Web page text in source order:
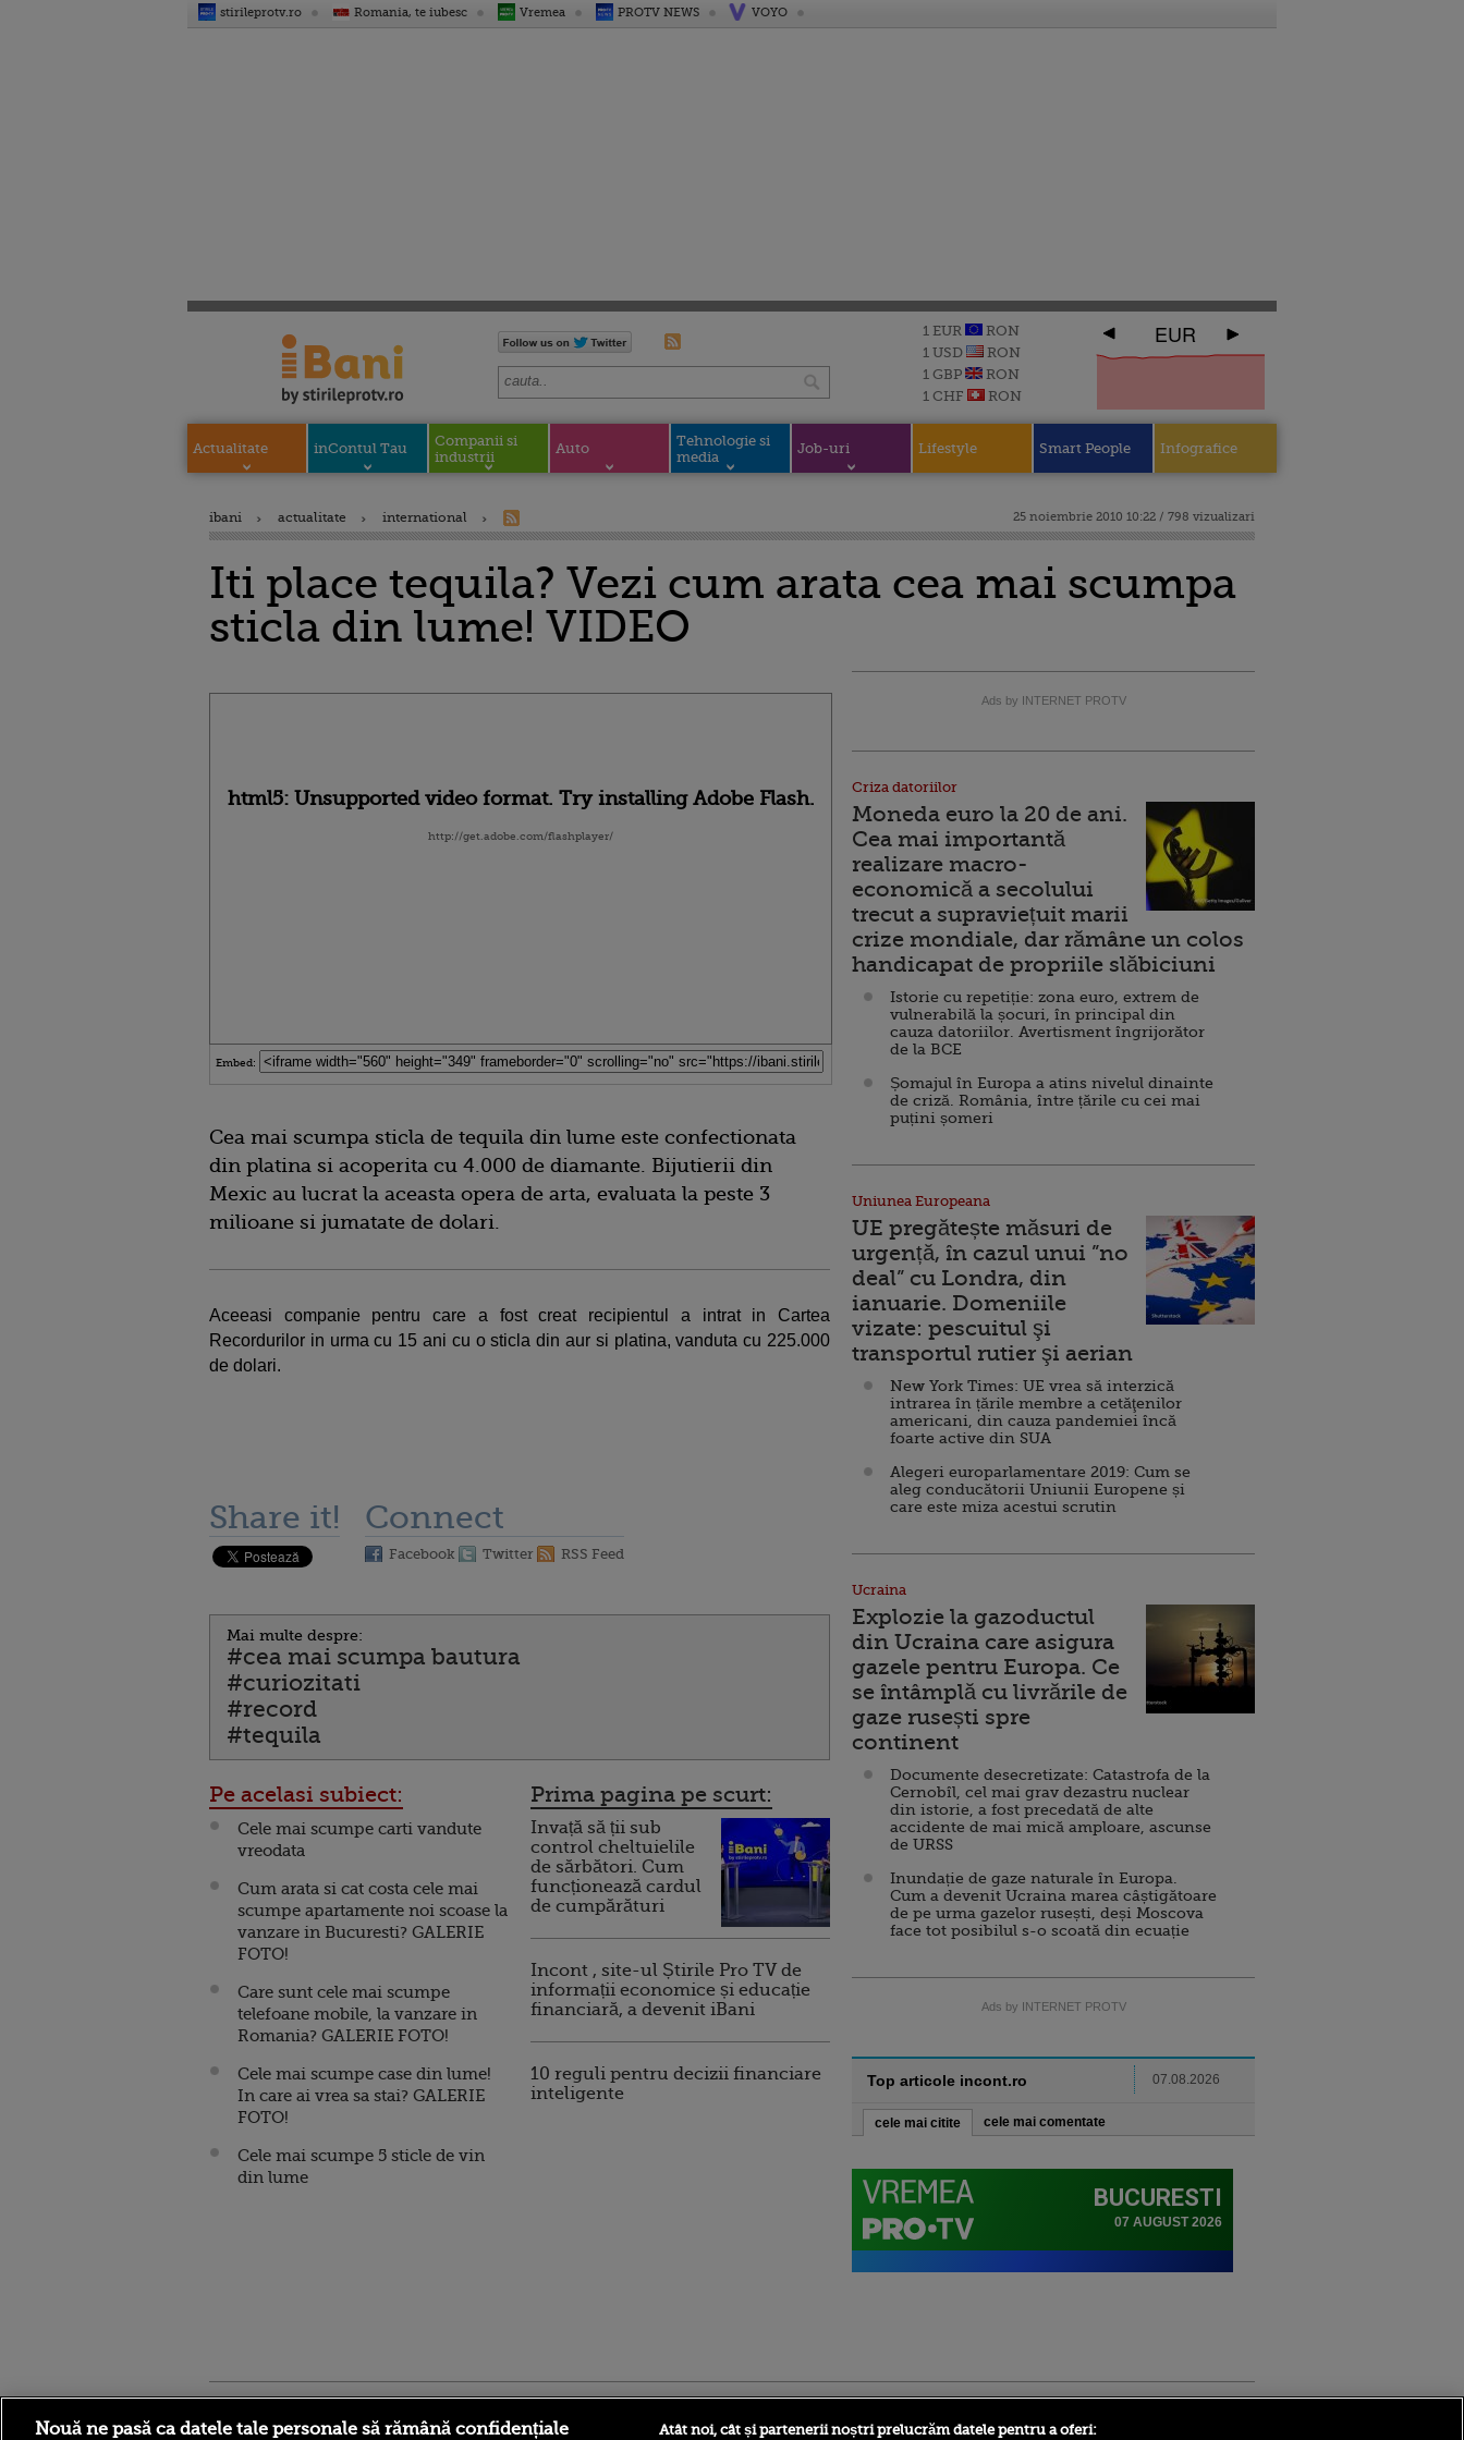
stirileprotv.ro Romania, te iubesc Vremea PROTV NEWS VOYO
1 EUR
RON
1 USD
RON
1 GBP
RON
1 CHF
RON
EUR
Actualitate inContul Tau
Companii si
industrii
Auto
Tehnologie si
media
Job-uri Lifestyle Smart People Infografice
ibani actualitate international 25 noiembrie 2010 10:22 / 798 vizualizari
Iti place tequila? Vezi cum arata cea mai scumpa
sticla din lume! VIDEO
html5: Unsupported video format. Try installing Adobe Flash.
http://get.adobe.com/flashplayer/
Embed:
Cea mai scumpa sticla de tequila din lume este confectionata
din platina si acoperita cu 4.000 de diamante. Bijutierii din
Mexic au lucrat la aceasta opera de arta, evaluata la peste 3
milioane si jumatate de dolari.
Aceeasi companie pentru care a fost creat recipientul a intrat in Cartea
Recordurilor in urma cu 15 ani cu o sticla din aur si platina, vanduta cu 225.000
de dolari.
Share it! Connect
Facebook Twitter RSS Feed
Mai multe despre:
#cea mai scumpa bautura
#curiozitati
#record
#tequila
Pe acelasi subiect:
Cele mai scumpe carti vandute
vreodata
Cum arata si cat costa cele mai
scumpe apartamente noi scoase la
vanzare in Bucuresti? GALERIE
FOTO!
Care sunt cele mai scumpe
telefoane mobile, la vanzare in
Romania? GALERIE FOTO!
Cele mai scumpe case din lume!
In care ai vrea sa stai? GALERIE
FOTO!
Cele mai scumpe 5 sticle de vin
din lume
Prima pagina pe scurt:
Invață să ții sub
control cheltuielile
de sărbători. Cum
funcționează cardul
de cumpărături
Incont , site-ul Știrile Pro TV de
informații economice și educație
financiară, a devenit iBani
10 reguli pentru decizii financiare
inteligente
Ads by INTERNET PROTV
Criza datoriilor
Moneda euro la 20 de ani.
Cea mai importantă
realizare macro-
economică a secolului
trecut a supraviețuit marii
crize mondiale, dar rămâne un colos
handicapat de propriile slăbiciuni
Istorie cu repetiție: zona euro, extrem de
vulnerabilă la șocuri, în principal din
cauza datoriilor. Avertisment îngrijorător
de la BCE
Șomajul în Europa a atins nivelul dinainte
de criză. România, între țările cu cei mai
puțini șomeri
Uniunea Europeana
UE pregătește măsuri de
urgență, în cazul unui ”no
deal” cu Londra, din
ianuarie. Domeniile
vizate: pescuitul şi
transportul rutier şi aerian
New York Times: UE vrea să interzică
intrarea în țările membre a cetăţenilor
americani, din cauza pandemiei încă
foarte active din SUA
Alegeri europarlamentare 2019: Cum se
aleg conducătorii Uniunii Europene și
care este miza acestui scrutin
Ucraina
Explozie la gazoductul
din Ucraina care asigura
gazele pentru Europa. Ce
se întâmplă cu livrările de
gaze rusești spre
continent
Documente desecretizate: Catastrofa de la
Cernobîl, cel mai grav dezastru nuclear
din istorie, a fost precedată de alte
accidente de mai mică amploare, ascunse
de URSS
Inundație de gaze naturale în Europa.
Cum a devenit Ucraina marea câștigătoare
de pe urma gazelor rusești, deși Moscova
face tot posibilul s-o scoată din ecuație
Ads by INTERNET PROTV
Top articole incont.ro 07.08.2026
cele mai citite cele mai comentate
Nouă ne pasă ca datele tale personale să rămână confidențiale Atât noi, cât și partenerii noștri prelucrăm datele pentru a oferi: